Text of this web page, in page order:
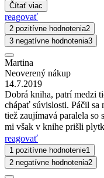
Čítať viac
reagovať
2 pozitívne hodnotenia2
3 negatívne hodnotenia3
Martina
Neoverený nákup
14.7.2019
Dobrá kniha, patrí medzi
chápať súvislosti. Páčil sa
tiež zaujímavá paralela
mi však v knihe prišli
reagovať
1 pozitívne hodnotenie1
2 negatívne hodnotenia2